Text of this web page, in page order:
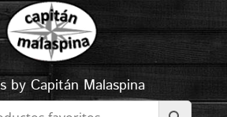
by Capitán Malaspina